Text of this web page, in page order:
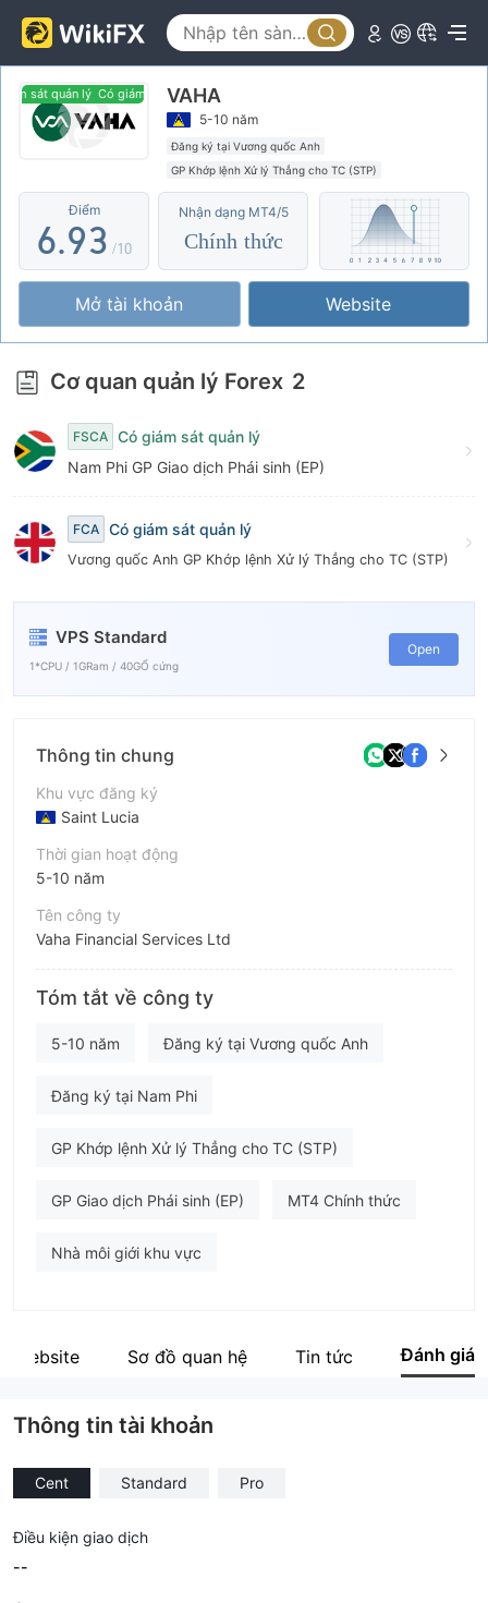
sát quản lý Có giám sát quản lýVAHA
5-10 năm
Đăng ký tại Vương quốc Anh
GP Khớp lệnh Xử lý Thẳng cho TC (STP)
MT4 Chính thức
Nhà môi giới khu vực
Điểm
1
2
3
4
5
6
7
8
9
.
4
5
6
8
9
0
2
3
4
5
6
7
8
/10
Nhận dạng MT4/5
Chính thức
Mở tài khoản Website
Cơ quan quản lý Forex 2
FSCA Có giám sát quản lý
Nam Phi GP Giao dịch Phái sinh (EP)
FCA Có giám sát quản lý
Vương quốc Anh GP Khớp lệnh Xử lý Thẳng cho TC (STP)
VPS Standard
1*CPU / 1GRam / 40GỔ cứng
Open
Thông tin chung
Khu vực đăng ký
Saint Lucia
Thời gian hoạt động
5-10 năm
Tên công ty
Vaha Financial Services Ltd
Viết tắt
VAHA
Nhân viên doanh nghiệp
Tóm tắt về công ty
5-10 năm Đăng ký tại Vương quốc Anh
Đăng ký tại Nam Phi
GP Khớp lệnh Xử lý Thẳng cho TC (STP)
GP Giao dịch Phái sinh (EP) MT4 Chính thức
Nhà môi giới khu vực
Website Sơ đồ quan hệ Tin tức Đánh giá
Thông tin tài khoản
Cent Standard Pro
Điều kiện giao dịch
--